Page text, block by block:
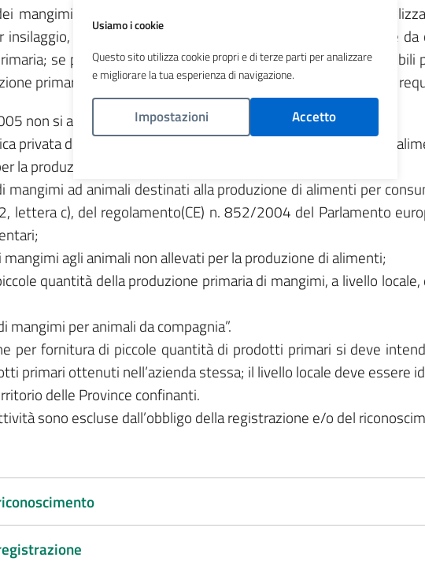
mangimi per il fabbisogno esclusivo dell’azienda, senza
insilaggio, rientra nel disposto dell’art. 5, comma 1 e quindi è
se però la miscelazione è effettuata con miscelatori
primaria e quindi è necessario che tali operatori rispettino i
non si applica:
privata di mangimi per gli animali destinati alla produzione di
la produzione di alimenti;
ad animali destinati alla produzione di alimenti per
lettera c), del regolamento(CE) n. 852/2004 del Parlamento
agli animali non allevati per la produzione di alimenti;
quantità della produzione primaria di mangimi, a livello
per animali da compagnia”.
per fornitura di piccole quantità di prodotti primari si deve
primari ottenuti nell’azienda stessa; il livello locale deve essere
delle Province confinanti.
sono escluse dall’obbligo della registrazione e/o del
Usiamo i cookie
Questo sito utilizza cookie propri e di terze parti per analizzare
e migliorare la tua esperienza di navigazione.
Impostazioni Accetto